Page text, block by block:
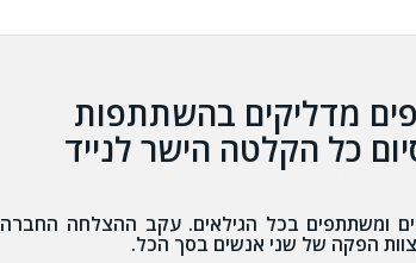
מדליקים בהשתתפות
בסיום כל הקלטה הישר לנייד
ומשתתפים בכל הגילאים. עקב ההצלחה החברה